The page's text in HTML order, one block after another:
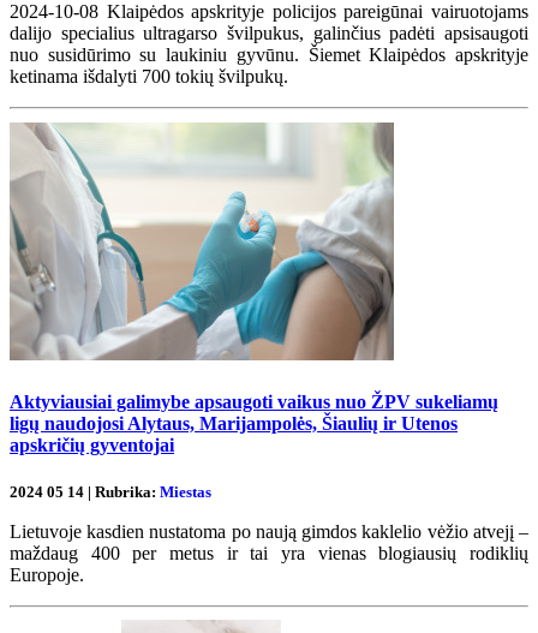
2024-10-08 Klaipėdos apskrityje policijos pareigūnai vairuotojams
dalijo specialius ultragarso švilpukus, galinčius padėti apsisaugoti
nuo susidūrimo su laukiniu gyvūnu. Šiemet Klaipėdos apskrityje
ketinama išdalyti 700 tokių švilpukų.
Aktyviausiai galimybe apsaugoti vaikus nuo ŽPV sukeliamų
ligų naudojosi Alytaus, Marijampolės, Šiaulių ir Utenos
apskričių gyventojai
2024 05 14 | Rubrika: Miestas
Lietuvoje kasdien nustatoma po naują gimdos kaklelio vėžio atvejį –
maždaug 400 per metus ir tai yra vienas blogiausių rodiklių
Europoje.